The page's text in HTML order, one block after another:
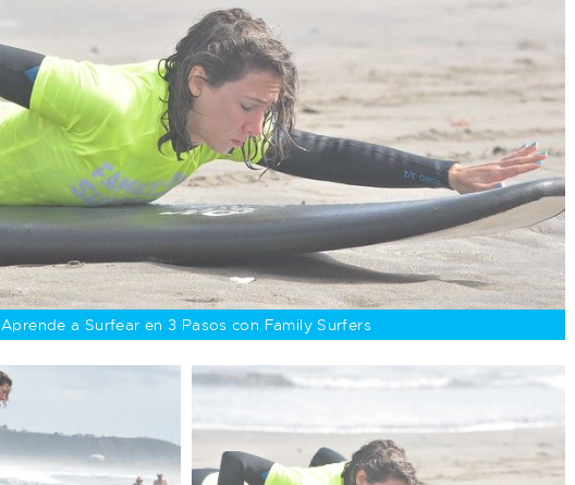
Aprende a Surfear en 3 Pasos con Family Surfers